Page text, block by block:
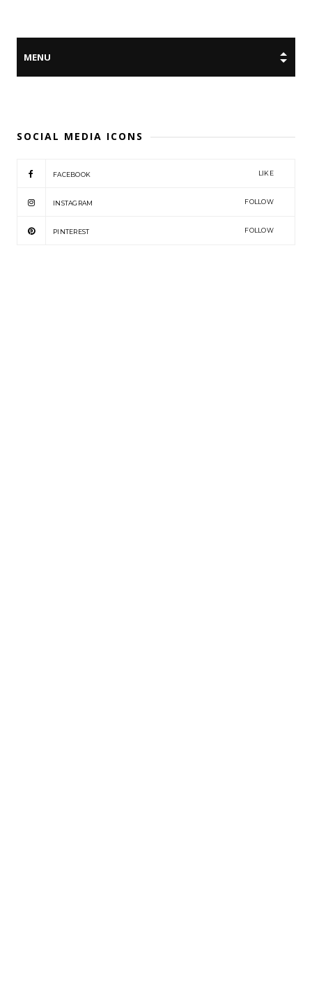
SOCIAL MEDIA ICONS
FACEBOOK LIKE
INSTAGRAM FOLLOW
PINTEREST FOLLOW